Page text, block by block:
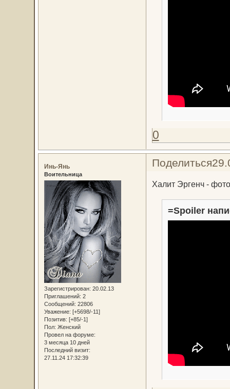
0
Поделиться
Инь-Янь
Воительница
Зарегистрирован: 20.02.13
Приглашений: 2
Сообщений: 22806
Уважение: [+5698/-11]
Позитив: [+85/-1]
Пол: Женский
Провел на форуме:
3 месяца 10 дней
Последний визит:
27.11.24 17:32:39
Халит Эргенч -
=Spoiler